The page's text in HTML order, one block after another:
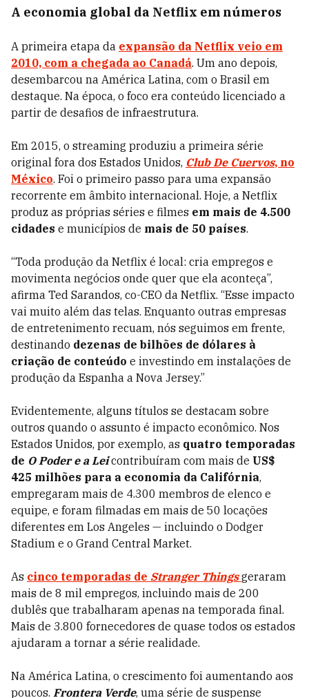
A economia global da Netflix em números
A primeira etapa da expansão da Netflix veio em
2010, com a chegada ao Canadá. Um ano depois,
desembarcou na América Latina, com o Brasil em
destaque. Na época, o foco era conteúdo licenciado a
partir de desafios de infraestrutura.
Em 2015, o streaming produziu a primeira série
original fora dos Estados Unidos, Club De Cuervos, no
México. Foi o primeiro passo para uma expansão
recorrente em âmbito internacional. Hoje, a Netflix
produz as próprias séries e filmes em mais de 4.500
cidades e municípios de mais de 50 países.
“Toda produção da Netflix é local: cria empregos e
movimenta negócios onde quer que ela aconteça”,
afirma Ted Sarandos, co-CEO da Netflix. “Esse impacto
vai muito além das telas. Enquanto outras empresas
de entretenimento recuam, nós seguimos em frente,
destinando dezenas de bilhões de dólares à
criação de conteúdo e investindo em instalações de
produção da Espanha a Nova Jersey.”
Evidentemente, alguns títulos se destacam sobre
outros quando o assunto é impacto econômico. Nos
Estados Unidos, por exemplo, as quatro temporadas
de O Poder e a Lei contribuíram com mais de US$
425 milhões para a economia da Califórnia,
empregaram mais de 4.300 membros de elenco e
equipe, e foram filmadas em mais de 50 locações
diferentes em Los Angeles — incluindo o Dodger
Stadium e o Grand Central Market.
As cinco temporadas de Stranger Things geraram
mais de 8 mil empregos, incluindo mais de 200
dublês que trabalharam apenas na temporada final.
Mais de 3.800 fornecedores de quase todos os estados
ajudaram a tornar a série realidade.
Na América Latina, o crescimento foi aumentando aos
poucos. Frontera Verde, uma série de suspense